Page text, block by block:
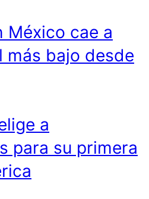
México cae a
más bajo desde
a
para su primera